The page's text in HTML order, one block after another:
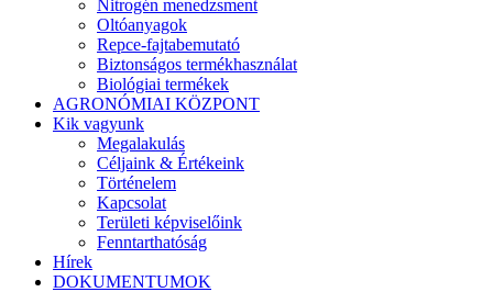
Nitrogén menedzsment
Oltóanyagok
Repce-fajtabemutató
Biztonságos termékhasználat
Biológiai termékek
AGRONÓMIAI KÖZPONT
Kik vagyunk
Megalakulás
Céljaink & Értékeink
Történelem
Kapcsolat
Területi képviselőink
Fenntarthatóság
Hírek
DOKUMENTUMOK